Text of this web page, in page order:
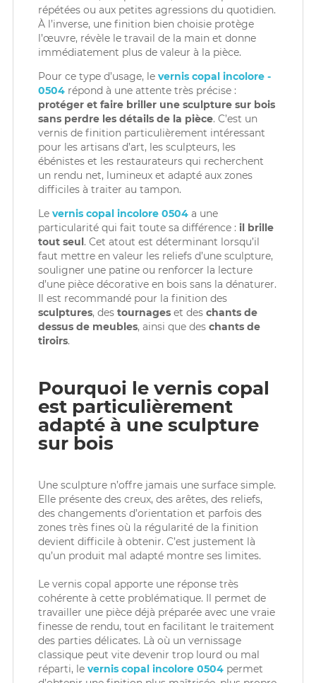
Diluants
Polisseurs
Gels
Diluants
Polisseurs
Gels
Teintes
répétées ou aux petites agressions du quotidien.
À l’inverse, une finition bien choisie protège
l’œuvre, révèle le travail de la main et donne
immédiatement plus de valeur à la pièce.
Pour ce type d’usage, levernis copal incolore -
0504répond à une attente très précise :
protéger et faire briller une sculpture sur bois
sans perdre les détails de la pièce. C’est un
vernis de finition particulièrement intéressant
pour les artisans d’art, les sculpteurs, les
ébénistes et les restaurateurs qui recherchent
un rendu net, lumineux et adapté aux zones
difficiles à traiter au tampon.
Le vernis copal incolore 0504a une
particularité qui fait toute sa différence : il brille
tout seul. Cet atout est déterminant lorsqu’il
faut mettre en valeur les reliefs d’une sculpture,
souligner une patine ou renforcer la lecture
d’une pièce décorative en bois sans la dénaturer.
Il est recommandé pour la finition des
sculptures, des tournageset des chants de
dessus de meubles, ainsi que des chants de
tiroirs.
Pourquoi le vernis copal
est particulièrement
adapté à une sculpture
sur bois
Une sculpture n’offre jamais une surface simple.
Elle présente des creux, des arêtes, des reliefs,
des changements d’orientation et parfois des
zones très fines où la régularité de la finition
devient difficile à obtenir. C’est justement là
qu’un produit mal adapté montre ses limites.
Le vernis copal apporte une réponse très
cohérente à cette problématique. Il permet de
travailler une pièce déjà préparée avec une vraie
finesse de rendu, tout en facilitant le traitement
des parties délicates. Là où un vernissage
classique peut vite devenir trop lourd ou mal
réparti, le vernis copal incolore 0504permet